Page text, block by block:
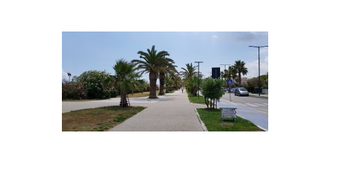
Hit enter to search or ESC to close